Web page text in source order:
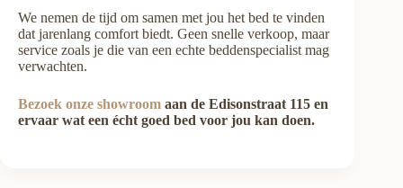
We nemen de tijd om samen met jou het bed te vinden
dat jarenlang comfort biedt. Geen snelle verkoop, maar
service zoals je die van een echte beddenspecialist mag
verwachten.
Bezoek onze showroom aan de Edisonstraat 115 en
ervaar wat een écht goed bed voor jou kan doen.